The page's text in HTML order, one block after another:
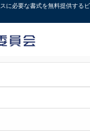
に必要な書式を無料提供する